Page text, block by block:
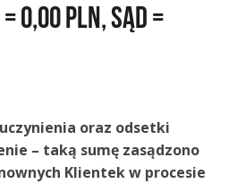
0,00 PLN, Sąd =
oraz odsetki
– taką sumę zasądzono
Klientek w procesie